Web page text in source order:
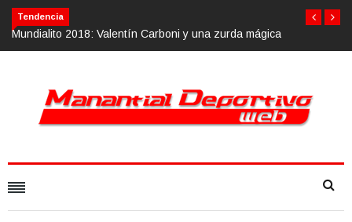
Tendencia
Calvario Race 2018, 10 de noviembre